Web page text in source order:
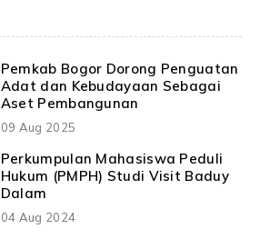
Pemkab Bogor Dorong Penguatan
Adat dan Kebudayaan Sebagai
Aset Pembangunan
09 Aug 2025
Perkumpulan Mahasiswa Peduli
Hukum (PMPH) Studi Visit Baduy
Dalam
04 Aug 2024